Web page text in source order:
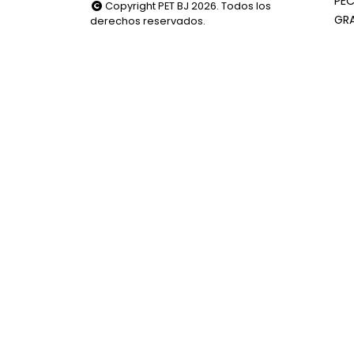
Copyright PET BJ 2026. Todos los
derechos reservados.